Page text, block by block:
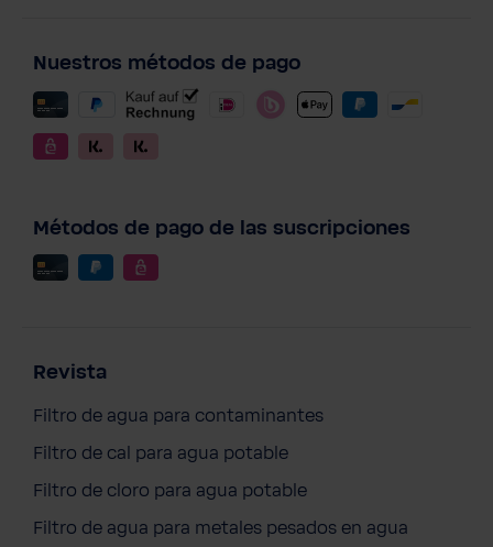
Nuestros métodos de pago
Métodos de pago de las suscripciones
Revista
Filtro de agua para contaminantes
Filtro de cal para agua potable
Filtro de cloro para agua potable
Filtro de agua para metales pesados en agua